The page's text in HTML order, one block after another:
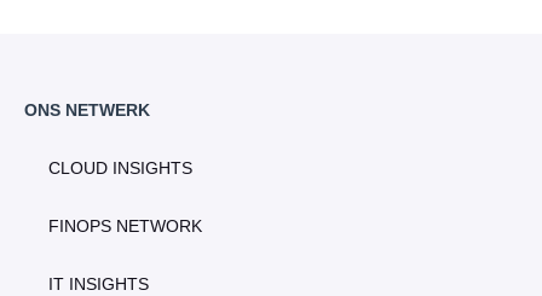
ONS NETWERK
CLOUD INSIGHTS
FINOPS NETWORK
IT INSIGHTS